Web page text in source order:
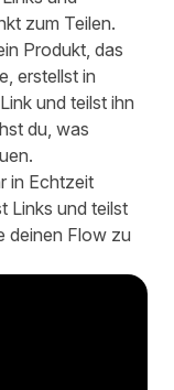
zum Teilen.
Produkt, das
erstellst in
und teilst ihn
du, was
in Echtzeit
Links und teilst
deinen Flow zu